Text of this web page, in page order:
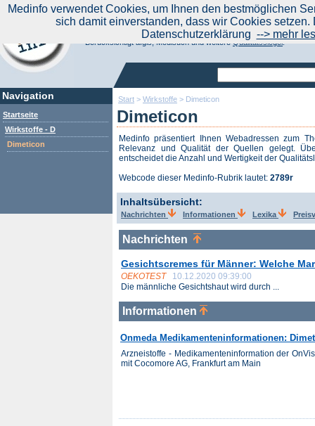
Start > Wirkstoffe > Dimeticon
Dimeticon
Medinfo präsentiert Ihnen Webadressen zum
Relevanz und Qualität der Quellen gelegt.
entscheidet die Anzahl und Wertigkeit der
Webcode dieser Medinfo-Rubrik lautet: 2789r
Inhaltsübersicht:
Nachrichten Informationen Lexika
Nachrichten
Gesichtscremes für Männer: Welche
OEKOTEST
10.12.2020 09:39:00
Die männliche Gesichtshaut wird durch ...
Informationen
Onmeda Medikamenteninformationen:
Arzneistoffe - Medikamenteninformation der
mit Cocomore AG, Frankfurt am Main
Navigation
Startseite
Wirkstoffe - D
Dimeticon
Aktuelle Nachrichten|
Suchen Sie noch oder Finden Sie schon?
Medinfo.de - Meta-Portal für Gesundheitsthemen
Berücksichtigt afgis, Medisuch und weitereQualitätssiegel.
Medinfo verwendet Cookies, um Ihnen den bestmöglichen
sich damit einverstanden, dass wir Cookies
Datenschutzerklärung --> mehr